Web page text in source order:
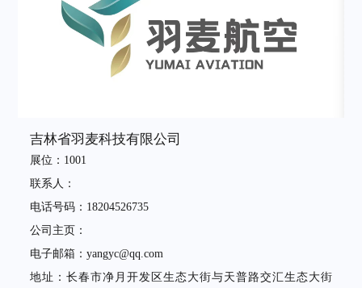
吉林省羽麦科技有限公司
展位：1001
联系人：
电话号码：18204526735
公司主页：
电子邮箱：yangyc@qq.com
地址：长春市净月开发区生态大街与天普路交汇生态大街